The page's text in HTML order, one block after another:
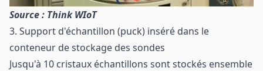
Source : Think WIoT
3. Support d'échantillon (puck) inséré dans le
conteneur de stockage des sondes
Jusqu'à 10 cristaux échantillons sont stockés ensemble